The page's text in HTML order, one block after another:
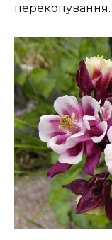
перекопування.